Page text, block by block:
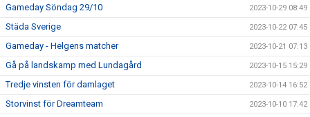
Gameday Söndag 29/10 2023-10-29 08:49
Städa Sverige 2023-10-22 07:45
Gameday - Helgens matcher 2023-10-21 07:13
Gå på landskamp med Lundagård 2023-10-15 15:29
Tredje vinsten för damlaget 2023-10-14 16:52
Storvinst för Dreamteam 2023-10-10 17:42